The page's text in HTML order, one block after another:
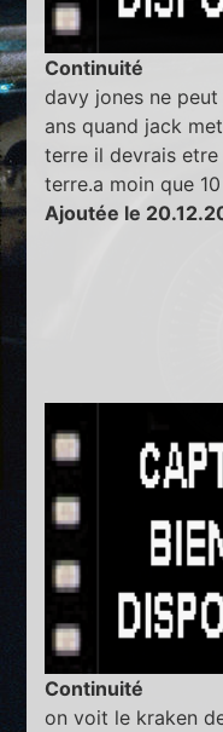
Continuité
davy jones ne
ans quand jack
terre il devrais
terre.a moin que
Ajoutée le
Continuité
on voit le kraken